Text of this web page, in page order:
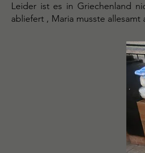
Leider ist es in Griechenland
abliefert , Maria musste